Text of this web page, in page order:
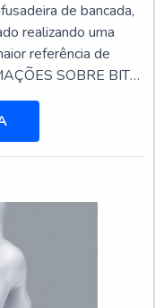
de bancada,
realizando uma
referência de
SOBRE BITS
busca por
empresa
Na companhia
insertos